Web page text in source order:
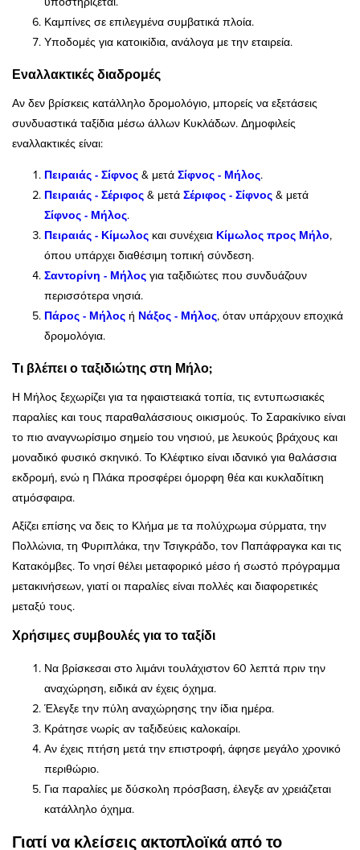
Καμπίνες σε επιλεγμένα συμβατικά πλοία.
Υποδομές για κατοικίδια, ανάλογα με την εταιρεία.
Εναλλακτικές διαδρομές
Αν δεν βρίσκεις κατάλληλο δρομολόγιο, μπορείς να εξετάσεις
συνδυαστικά ταξίδια μέσω άλλων Κυκλάδων. Δημοφιλείς
εναλλακτικές είναι:
Πειραιάς - Σίφνος & μετά Σίφνος - Μήλος.
Πειραιάς - Σέριφος & μετά Σέριφος - Σίφνος & μετά
Σίφνος - Μήλος.
Πειραιάς - Κίμωλος και συνέχεια Κίμωλος προς Μήλο,
όπου υπάρχει διαθέσιμη τοπική σύνδεση.
Σαντορίνη - Μήλος για ταξιδιώτες που συνδυάζουν
περισσότερα νησιά.
Πάρος - Μήλος ή Νάξος - Μήλος, όταν υπάρχουν εποχικά
δρομολόγια.
Τι βλέπει ο ταξιδιώτης στη Μήλο;
Η Μήλος ξεχωρίζει για τα ηφαιστειακά τοπία, τις εντυπωσιακές
παραλίες και τους παραθαλάσσιους οικισμούς. Το Σαρακίνικο είναι
το πιο αναγνωρίσιμο σημείο του νησιού, με λευκούς βράχους και
μοναδικό φυσικό σκηνικό. Το Κλέφτικο είναι ιδανικό για θαλάσσια
εκδρομή, ενώ η Πλάκα προσφέρει όμορφη θέα και κυκλαδίτικη
ατμόσφαιρα.
Αξίζει επίσης να δεις το Κλήμα με τα πολύχρωμα σύρματα, την
Πολλώνια, τη Φυριπλάκα, την Τσιγκράδο, τον Παπάφραγκα και τις
Κατακόμβες. Το νησί θέλει μεταφορικό μέσο ή σωστό πρόγραμμα
μετακινήσεων, γιατί οι παραλίες είναι πολλές και διαφορετικές
μεταξύ τους.
Χρήσιμες συμβουλές για το ταξίδι
Να βρίσκεσαι στο λιμάνι τουλάχιστον 60 λεπτά πριν την
αναχώρηση, ειδικά αν έχεις όχημα.
Έλεγξε την πύλη αναχώρησης την ίδια ημέρα.
Κράτησε νωρίς αν ταξιδεύεις καλοκαίρι.
Αν έχεις πτήση μετά την επιστροφή, άφησε μεγάλο χρονικό
περιθώριο.
Για παραλίες με δύσκολη πρόσβαση, έλεγξε αν χρειάζεται
κατάλληλο όχημα.
Γιατί να κλείσεις ακτοπλοϊκά από το